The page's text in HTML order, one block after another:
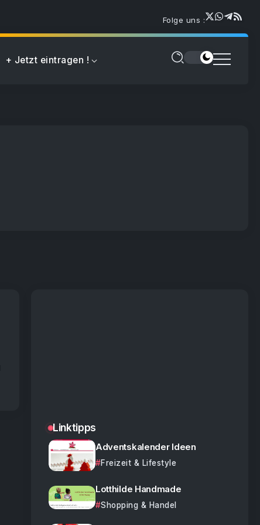
Folge uns :
+ Jetzt eintragen !
Linktipps
Adventskalender Ideen
Freizeit & Lifestyle
Lotthilde Handmade
Shopping & Handel